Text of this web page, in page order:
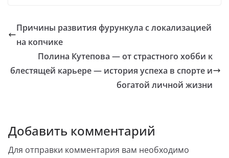
Причины развития фурункула с локализацией
на копчике
Полина Кутепова — от страстного хобби к
блестящей карьере — история успеха в спорте и
богатой личной жизни
Добавить комментарий
Для отправки комментария вам необходимо